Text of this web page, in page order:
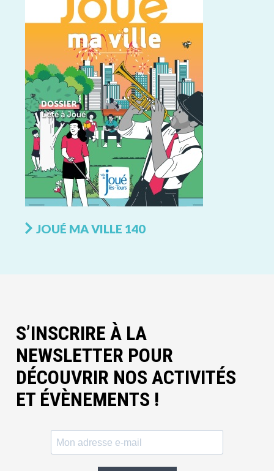
JOUÉ MA VILLE 140
S’INSCRIRE À LA
NEWSLETTER POUR
DÉCOUVRIR NOS ACTIVITÉS
ET ÉVÈNEMENTS !